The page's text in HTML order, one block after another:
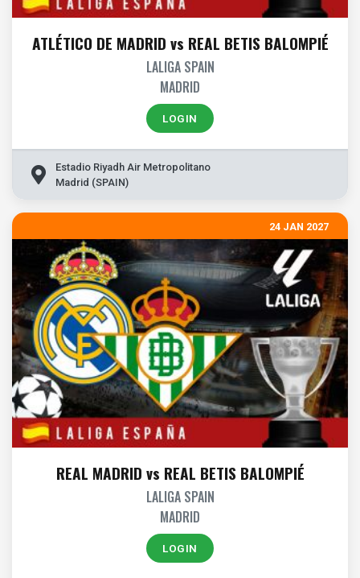
ATLÉTICO DE MADRID vs REAL BETIS BALOMPIÉ
LALIGA SPAIN
MADRID
LOGIN
Estadio Riyadh Air Metropolitano
Madrid (SPAIN)
24 JAN 2027
REAL MADRID vs REAL BETIS BALOMPIÉ
LALIGA SPAIN
MADRID
LOGIN